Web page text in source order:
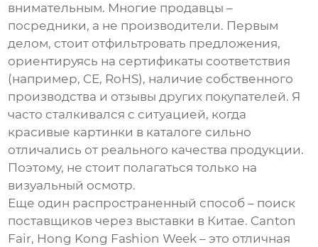
внимательным. Многие продавцы –
посредники, а не производители. Первым
делом, стоит отфильтровать предложения,
ориентируясь на сертификаты соответствия
(например, CE, RoHS), наличие собственного
производства и отзывы других покупателей. Я
часто сталкивался с ситуацией, когда
красивые картинки в каталоге сильно
отличались от реального качества продукции.
Поэтому, не стоит полагаться только на
визуальный осмотр.
Еще один распространенный способ – поиск
поставщиков через выставки в Китае. Canton
Fair, Hong Kong Fashion Week – это отличная